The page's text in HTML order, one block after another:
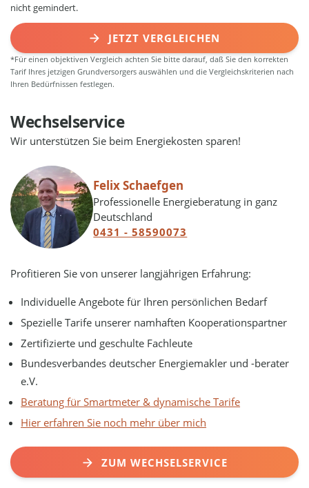
nicht gemindert.
JETZT VERGLEICHEN
*Für einen objektiven Vergleich achten Sie bitte darauf, daß Sie den korrekten
Tarif Ihres jetzigen Grundversorgers auswählen und die Vergleichskriterien nach
Ihren Bedürfnissen festlegen.
Wechselservice
Wir unterstützen Sie beim Energiekosten sparen!
Felix Schaefgen
Professionelle Energieberatung in ganz
Deutschland
0431 - 58590073
Profitieren Sie von unserer langjährigen Erfahrung:
Individuelle Angebote für Ihren persönlichen Bedarf
Spezielle Tarife unserer namhaften Kooperationspartner
Zertifizierte und geschulte Fachleute
Bundesverbandes deutscher Energiemakler und -berater
e.V.
Beratung für Smartmeter & dynamische Tarife
Hier erfahren Sie noch mehr über mich
ZUM WECHSELSERVICE